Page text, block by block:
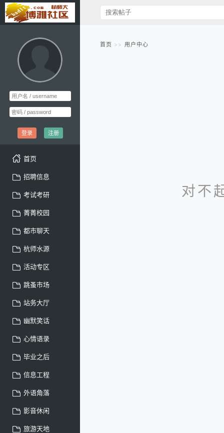
登录 注册
首页
招聘信息
考试考研
菁菁校园
都市聊天
杭师水源
活动专区
跳蚤市场
站务大厅
幽默笑话
心情语录
毕业之后
信息工程
外语角落
影音休闲
旅游天地
首页 用户中心
对不